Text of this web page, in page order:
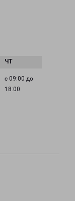
с 09:00 до
18:00